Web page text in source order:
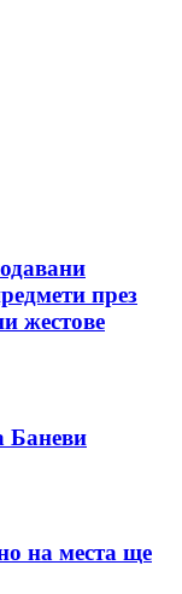
през
жестове
Баневи
на места ще